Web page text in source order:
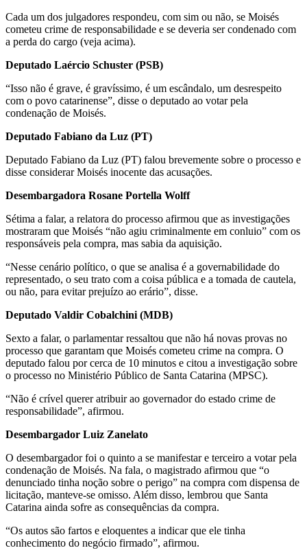
Cada um dos julgadores respondeu, com sim ou não, se Moisés
cometeu crime de responsabilidade e se deveria ser condenado com
a perda do cargo (veja acima).
Deputado Laércio Schuster (PSB)
“Isso não é grave, é gravíssimo, é um escândalo, um desrespeito
com o povo catarinense”, disse o deputado ao votar pela
condenação de Moisés.
Deputado Fabiano da Luz (PT)
Deputado Fabiano da Luz (PT) falou brevemente sobre o processo e
disse considerar Moisés inocente das acusações.
Desembargadora Rosane Portella Wolff
Sétima a falar, a relatora do processo afirmou que as investigações
mostraram que Moisés “não agiu criminalmente em conluio” com os
responsáveis pela compra, mas sabia da aquisição.
“Nesse cenário político, o que se analisa é a governabilidade do
representado, o seu trato com a coisa pública e a tomada de cautela,
ou não, para evitar prejuízo ao erário”, disse.
Deputado Valdir Cobalchini (MDB)
Sexto a falar, o parlamentar ressaltou que não há novas provas no
processo que garantam que Moisés cometeu crime na compra. O
deputado falou por cerca de 10 minutos e citou a investigação sobre
o processo no Ministério Público de Santa Catarina (MPSC).
“Não é crível querer atribuir ao governador do estado crime de
responsabilidade”, afirmou.
Desembargador Luiz Zanelato
O desembargador foi o quinto a se manifestar e terceiro a votar pela
condenação de Moisés. Na fala, o magistrado afirmou que “o
denunciado tinha noção sobre o perigo” na compra com dispensa de
licitação, manteve-se omisso. Além disso, lembrou que Santa
Catarina ainda sofre as consequências da compra.
“Os autos são fartos e eloquentes a indicar que ele tinha
conhecimento do negócio firmado”, afirmou.